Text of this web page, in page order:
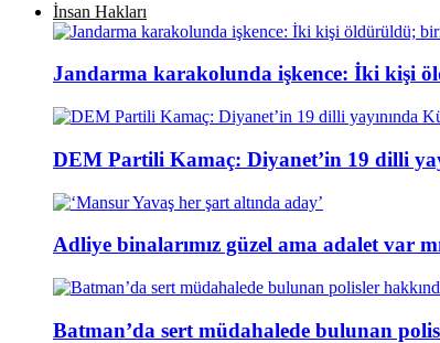
İnsan Hakları
Jandarma karakolunda işkence: İki kişi
DEM Partili Kamaç: Diyanet’in 19 dilli
Adliye binalarımız güzel ama adalet var
Batman’da sert müdahalede bulunan